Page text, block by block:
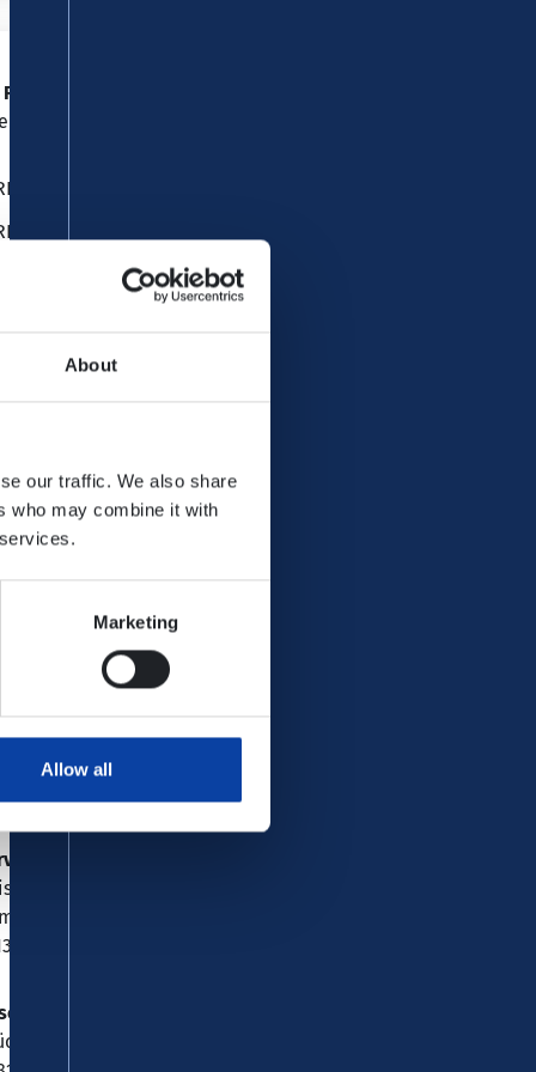
About
our traffic. We also share
who may combine it with
Marketing
Allow all
NRW AG
Pfalz)
8 Mönchengladbach – Köln – Koblenz
9 Aachen – Köln – Siegen
27 Mönchengladbach – Köln – Koblenz
39 Remagen – Dernau*
2021.
0211 / 91309333
finden Sie DB Verkaufsstellen
Bad Ems
Bad Ems Sterzenbach GmbH
85
Bad Ems
Cochem
2